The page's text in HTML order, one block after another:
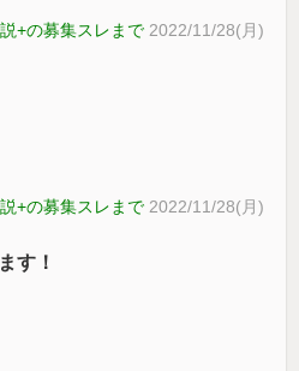
+の募集スレまで 2022/11/28(月)
+の募集スレまで 2022/11/28(月)
す！